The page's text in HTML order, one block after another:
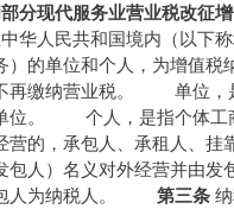
分现代服务业营业税改征
华人民共和国境内（以下
）的单位和个人，为增值税
再缴纳营业税。 单位，
单位。 个人，是指个
营的，承包人、承租人、挂
包人）名义对外经营并由发
包人为纳税人。 第三条